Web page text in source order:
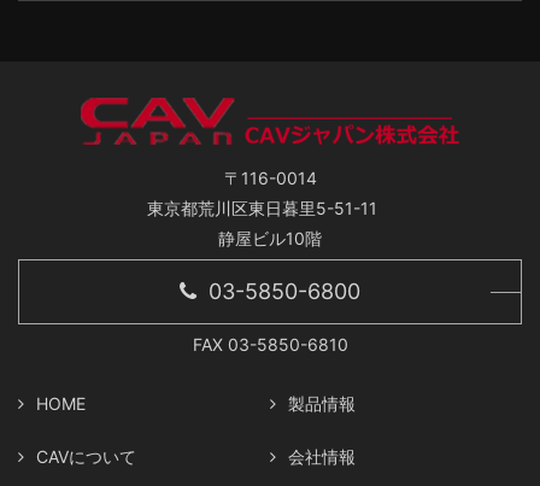
〒116-0014
東京都荒川区東日暮里5-51-11
静屋ビル10階
03-5850-6800
FAX 03-5850-6810
HOME 製品情報
CAVについて 会社情報